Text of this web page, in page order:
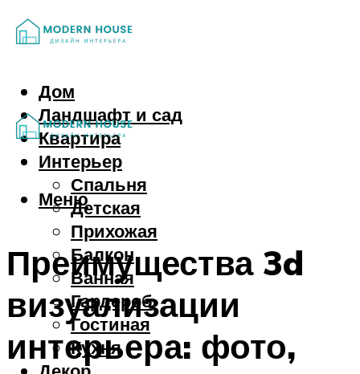
Дом
Ландшафт и сад
Квартира
Интерьер
Спальня
Детская
Прихожая
Балкон
Ванная
Гардероб
Гостиная
Кухня
Меню
Преимущества 3d
визуализации
интерьера: фото,